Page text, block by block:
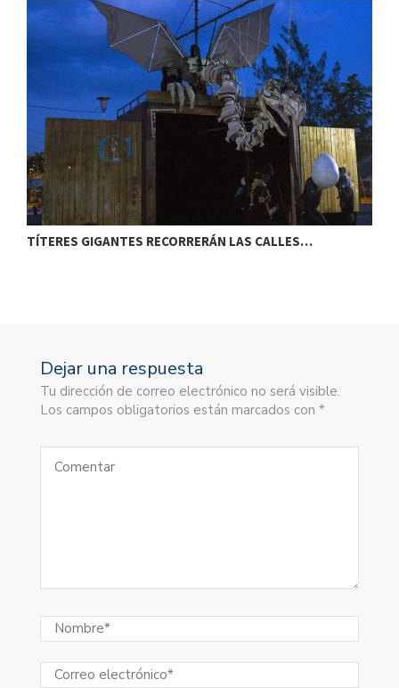
TÍTERES GIGANTES RECORRERÁN LAS CALLES…
Dejar una respuesta
Tu dirección de correo electrónico no será visible.
Los campos obligatorios están marcados con *